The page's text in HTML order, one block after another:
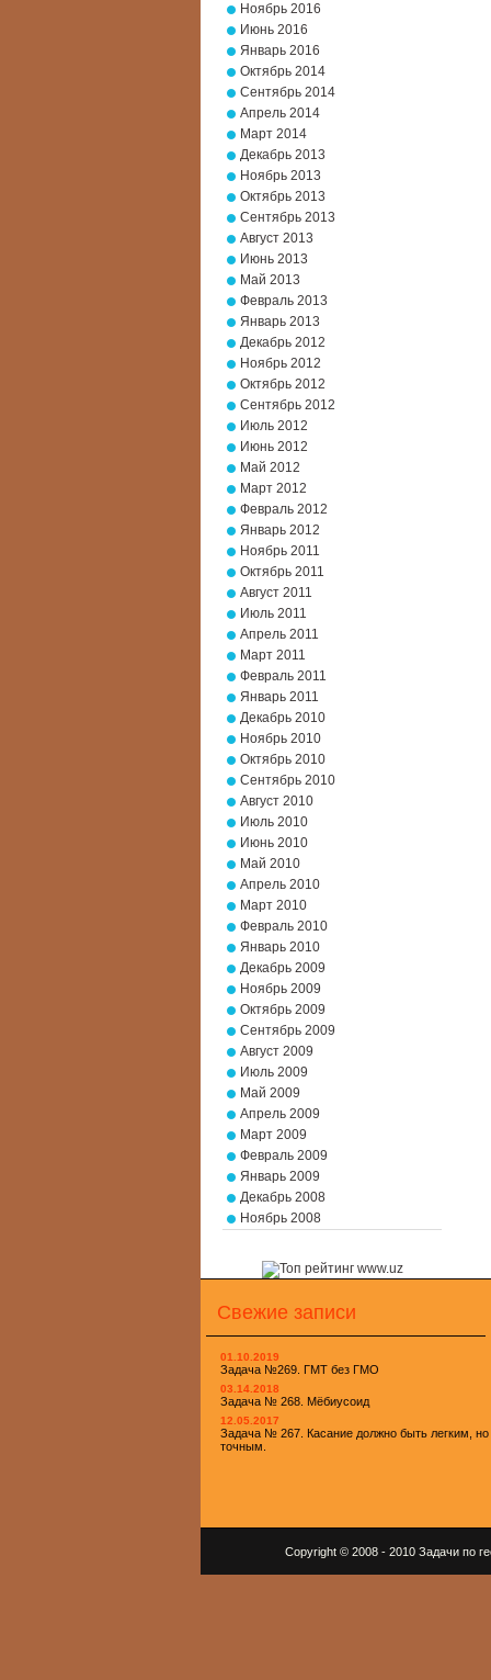
Ноябрь 2016
Июнь 2016
Январь 2016
Октябрь 2014
Сентябрь 2014
Апрель 2014
Март 2014
Декабрь 2013
Ноябрь 2013
Октябрь 2013
Сентябрь 2013
Август 2013
Июнь 2013
Май 2013
Февраль 2013
Январь 2013
Декабрь 2012
Ноябрь 2012
Октябрь 2012
Сентябрь 2012
Июль 2012
Июнь 2012
Май 2012
Март 2012
Февраль 2012
Январь 2012
Ноябрь 2011
Октябрь 2011
Август 2011
Июль 2011
Апрель 2011
Март 2011
Февраль 2011
Январь 2011
Декабрь 2010
Ноябрь 2010
Октябрь 2010
Сентябрь 2010
Август 2010
Июль 2010
Июнь 2010
Май 2010
Апрель 2010
Март 2010
Февраль 2010
Январь 2010
Декабрь 2009
Ноябрь 2009
Октябрь 2009
Сентябрь 2009
Август 2009
Июль 2009
Май 2009
Апрель 2009
Март 2009
Февраль 2009
Январь 2009
Декабрь 2008
Ноябрь 2008
Свежие записи
01.10.2019
Задача №269. ГМТ без ГМО
03.14.2018
Задача № 268. Мёбиусоид
12.05.2017
Задача № 267. Касание должно быть легким, но
точным.
Copyright © 2008 - 2010 Задачи по